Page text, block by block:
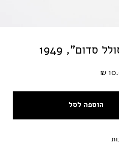
סדום", 1949
הוספה לסל